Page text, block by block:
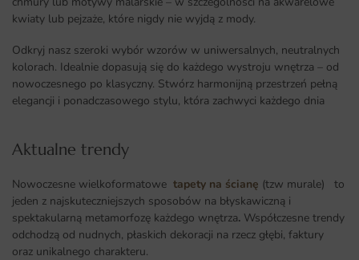
kwiaty lub pejzaże, które nigdy nie wyjdą z mody.
Odkryj nasz szeroki wybór wzorów w uniwersalnych, neutralnych
kolorach. Idealnie dopasują się do każdego wystroju wnętrza – od
nowoczesnego po klasyczny. Stwórz harmonijną przestrzeń pełną
elegancji i ponadczasowego stylu, która zachwyci każdego dnia
Aktualne trendy​
Nowoczesne wielkoformatowe tapety na ścianę (tzw murale) to
jeden z najskuteczniejszych sposobów na błyskawiczną i
spektakularną metamorfozę każdego wnętrza. Współczesne trendy
odchodzą od nudnych, płaskich dekoracji na rzecz głębi, faktury
oraz unikalnego charakteru.